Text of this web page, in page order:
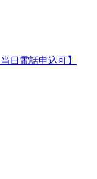
日電話申込可】